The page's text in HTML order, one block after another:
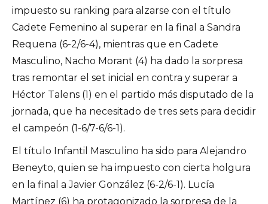
impuesto su ranking para alzarse con el título
Cadete Femenino al superar en la final a Sandra
Requena (6-2/6-4), mientras que en Cadete
Masculino, Nacho Morant (4) ha dado la sorpresa
tras remontar el set inicial en contra y superar a
Héctor Talens (1) en el partido más disputado de la
jornada, que ha necesitado de tres sets para decidir
el campeón (1-6/7-6/6-1).
El título Infantil Masculino ha sido para Alejandro
Beneyto, quien se ha impuesto con cierta holgura
en la final a Javier González (6-2/6-1). Lucía
Martínez (6) ha protagonizado la sorpresa de la